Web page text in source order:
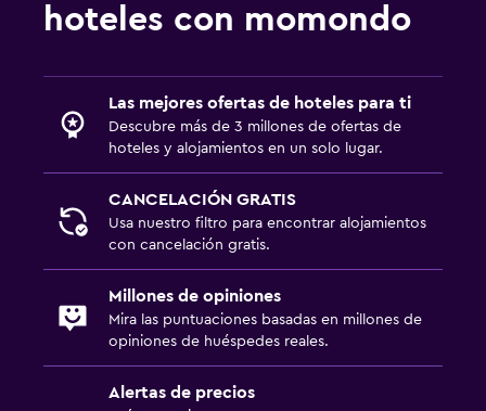
hoteles con momondo
Las mejores ofertas de hoteles para ti
Descubre más de 3 millones de ofertas de
hoteles y alojamientos en un solo lugar.
CANCELACIÓN GRATIS
Usa nuestro filtro para encontrar alojamientos
con cancelación gratis.
Millones de opiniones
Mira las puntuaciones basadas en millones de
opiniones de huéspedes reales.
Alertas de precios